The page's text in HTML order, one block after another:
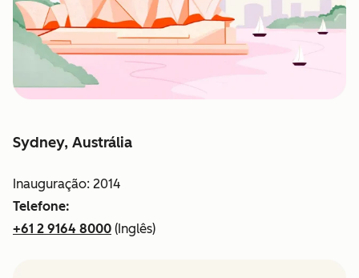
Sydney, Austrália
Inauguração: 2014
Telefone:
+61 2 9164 8000 (Inglês)